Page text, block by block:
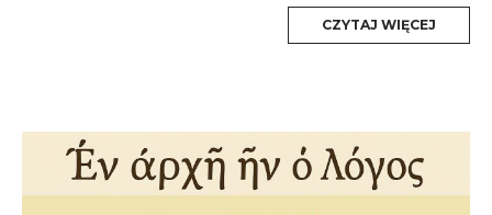
CZYTAJ WIĘCEJ